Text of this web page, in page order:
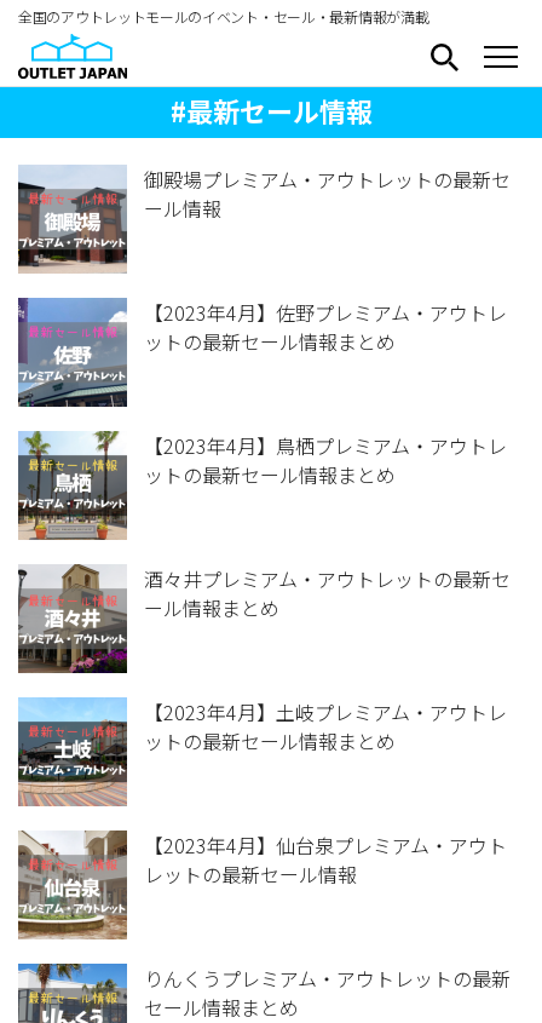
全国のアウトレットモールのイベント・セール・最新情報が満載
#最新セール情報
御殿場プレミアム・アウトレットの最新セ
ール情報
【2023年4月】佐野プレミアム・アウトレ
ットの最新セール情報まとめ
【2023年4月】鳥栖プレミアム・アウトレ
ットの最新セール情報まとめ
酒々井プレミアム・アウトレットの最新セ
ール情報まとめ
【2023年4月】土岐プレミアム・アウトレ
ットの最新セール情報まとめ
【2023年4月】仙台泉プレミアム・アウト
レットの最新セール情報
りんくうプレミアム・アウトレットの最新
セール情報まとめ